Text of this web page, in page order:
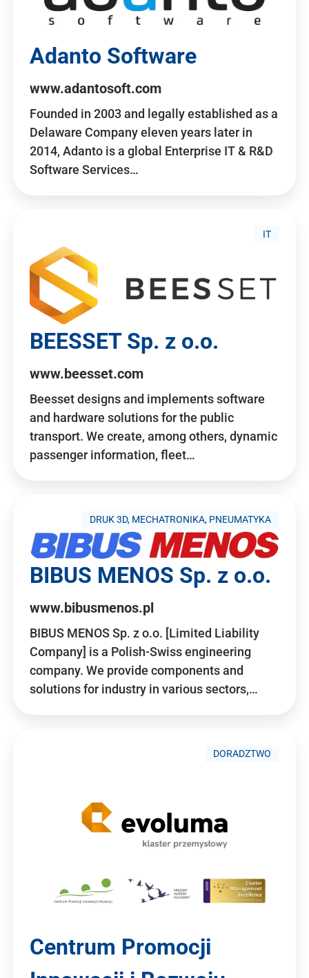
Adanto Software
www.adantosoft.com
Founded in 2003 and legally established as a
Delaware Company eleven years later in
2014, Adanto is a global Enterprise IT & R&D
Software Services…
IT
BEESSET Sp. z o.o.
www.beesset.com
Beesset designs and implements software
and hardware solutions for the public
transport. We create, among others, dynamic
passenger information, fleet…
DRUK 3D, MECHATRONIKA, PNEUMATYKA
BIBUS MENOS Sp. z o.o.
www.bibusmenos.pl
BIBUS MENOS Sp. z o.o. [Limited Liability
Company] is a Polish-Swiss engineering
company. We provide components and
solutions for industry in various sectors,…
DORADZTWO
Centrum Promocji